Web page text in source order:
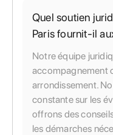
Quel soutien
Paris fournit-il
Notre équipe
accompagnement
arrondissement.
constante sur les
offrons des
les démarches